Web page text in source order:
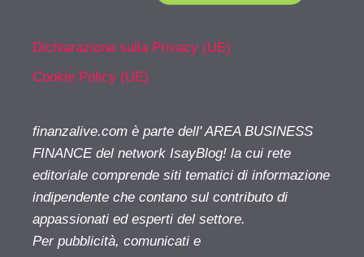
Dichiarazione sulla Privacy (UE)
Cookie Policy (UE)
finanzalive.com è parte dell' AREA BUSINESS
FINANCE del network IsayBlog! la cui rete
editoriale comprende siti tematici di informazione
indipendente che contano sul contributo di
appassionati ed esperti del settore.
Per pubblicità, comunicati e